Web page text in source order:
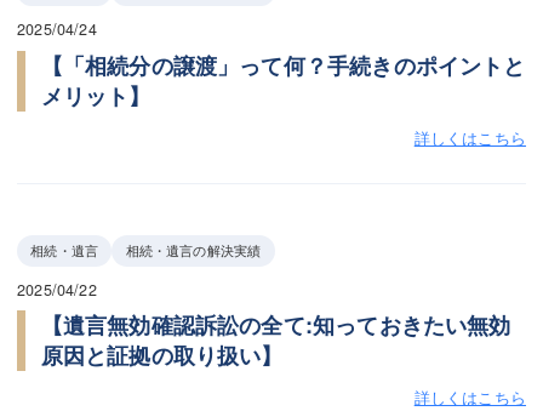
2025/04/24
【「相続分の譲渡」って何？手続きのポイントと
メリット】
詳しくはこちら
相続・遺言 相続・遺言の解決実績
2025/04/22
【遺言無効確認訴訟の全て:知っておきたい無効
原因と証拠の取り扱い】
詳しくはこちら